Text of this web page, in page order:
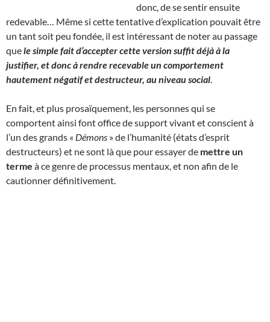
donc, de se sentir ensuite
redevable… Même si cette tentative d’explication pouvait être
un tant soit peu fondée, il est intéressant de noter au passage
quele simple fait d’accepter cette version suffit déjà à la
justifier, et donc à rendre recevable un comportement
hautement négatif et destructeur, au niveau social
En fait, et plus prosaïquement, les personnes qui se
comportent ainsi font office de support vivant et conscient à
l’un des grands « Démons » de l’humanité (états d’esprit
destructeurs) et ne sont là que pour essayer de mettre un
terme à ce genre de processus mentaux, et non afin de le
cautionner définitivement.